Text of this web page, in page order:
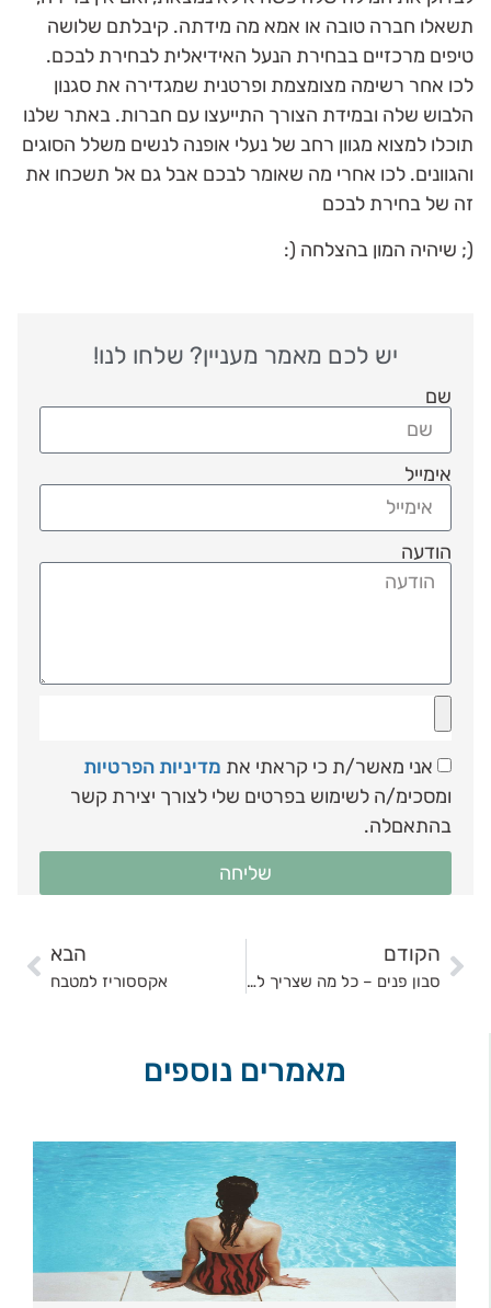
תשאלו חברה טובה או אמא מה מידתה. קיבלתם שלושה
טיפים מרכזיים בבחירת הנעל האידיאלית לבחירת לבכם.
לכו אחר רשימה מצומצמת ופרטנית שמגדירה את סגנון
הלבוש שלה ובמידת הצורך התייעצו עם חברות. באתר שלנו
תוכלו למצוא מגוון רחב של נעלי אופנה לנשים משלל הסוגים
והגוונים. לכו אחרי מה שאומר לבכם אבל גם אל תשכחו את
זה של בחירת לבכם
(; שיהיה המון בהצלחה (:
יש לכם מאמר מעניין? שלחו לנו!
שם
אימייל
הודעה
אני מאשר/ת כי קראתי את מדיניות הפרטיות
ומסכימ/ה לשימוש בפרטים שלי לצורך יצירת קשר
בהתאםלה.
שליחה
הקודם
סבון פנים – כל מה שצריך לדעת על בחירה נכונה
הבא
אקססוריז למטבח
מאמרים נוספים